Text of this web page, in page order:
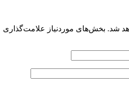
شد. بخش‌های موردنیاز علامت‌گذاری